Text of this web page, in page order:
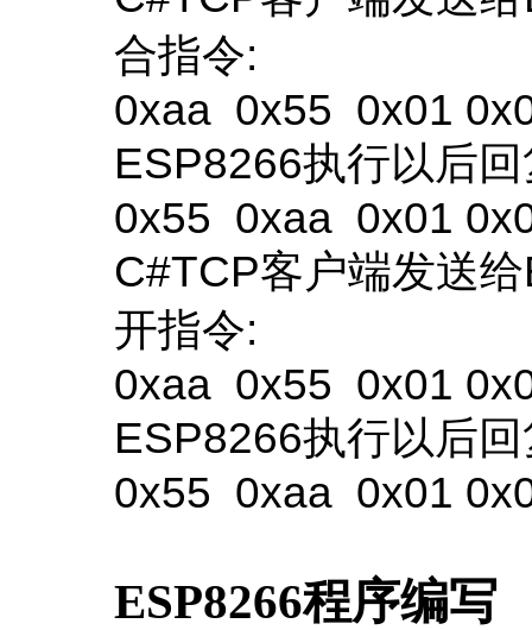
合指令:
0xaa 0x55 0x01
ESP8266执行以后
0x55 0xaa 0x01
C#TCP客户端发送
开指令:
0xaa 0x55 0x01
ESP8266执行以后
0x55 0xaa 0x01
ESP8266程序编写